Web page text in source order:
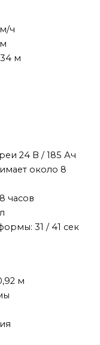
ч
м
24 В / 185 Ач
около 8
часов
31 / 41 сек
м